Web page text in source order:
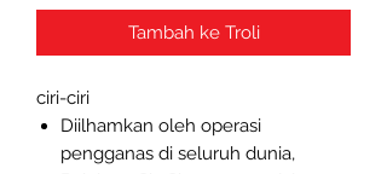
Tambah ke Troli
ciri-ciri
Diilhamkan oleh operasi
pengganas di seluruh dunia,